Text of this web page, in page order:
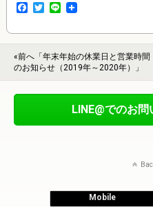
F
e
o
o
k
T
t
t
e
r
L
e
«前へ「年末年始の休業日と営業時間
のお知らせ（2019年～2020年）」
LINE@でのお
Mobile